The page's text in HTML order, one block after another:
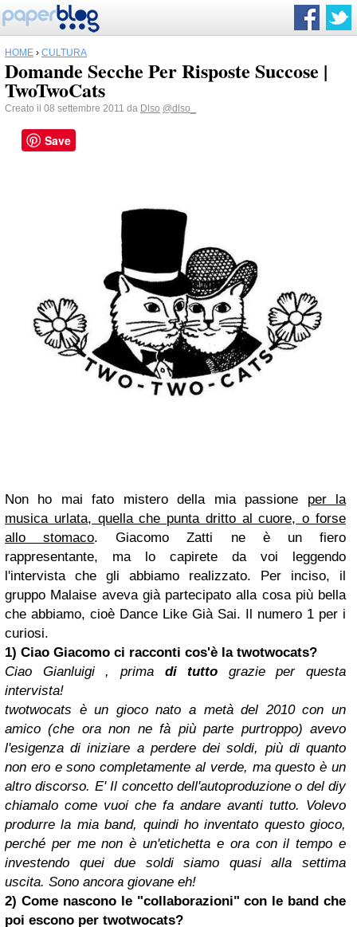
HOME › CULTURA
Domande Secche Per Risposte Succose |
TwoTwoCats
Creato il 08 settembre 2011 da Dlso @dlso_
Non ho mai fato mistero della mia passione per la
musica urlata, quella che punta dritto al cuore, o forse
allo stomaco. Giacomo Zatti ne è un fiero
rappresentante, ma lo capirete da voi leggendo
l'intervista che gli abbiamo realizzato. Per inciso, il
gruppo Malaise aveva già partecipato alla cosa più bella
che abbiamo, cioè Dance Like Già Sai. Il numero 1 per i
curiosi.
1) Ciao Giacomo ci racconti cos'è la twotwocats?
Ciao Gianluigi , prima di tutto grazie per questa
intervista!
twotwocats è un gioco nato a metà del 2010 con un
amico (che ora non ne fà più parte purtroppo) avevo
l'esigenza di iniziare a perdere dei soldi, più di quanto
non ero e sono completamente al verde, ma questo è un
altro discorso. E' Il concetto dell'autoproduzione o del diy
chiamalo come vuoi che fa andare avanti tutto. Volevo
produrre la mia band, quindi ho inventato questo gioco,
perché per me non è un'etichetta e ora con il tempo e
investendo quei due soldi siamo quasi alla settima
uscita. Sono ancora giovane eh!
2) Come nascono le "collaborazioni" con le band che
poi escono per twotwocats?
Save